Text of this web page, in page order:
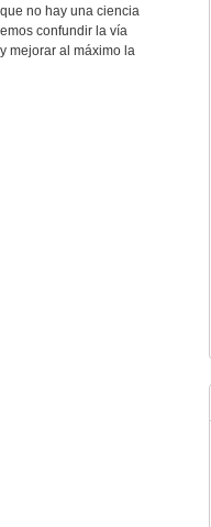
no hay una ciencia
confundir la vía
mejorar al máximo la
«el Sur También Existe».